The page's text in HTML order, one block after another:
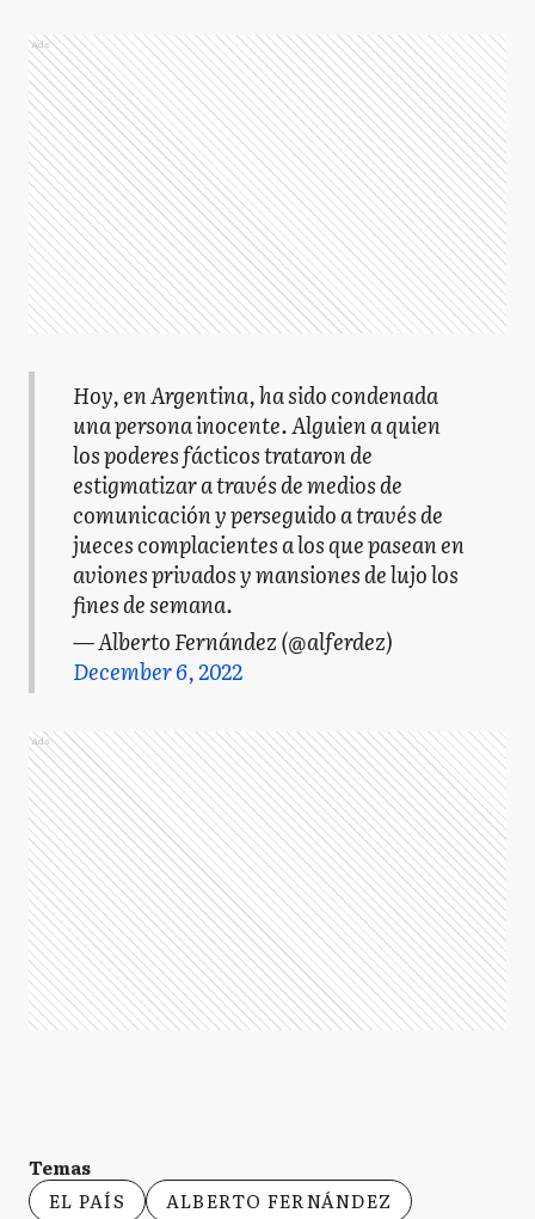
Ads
Hoy, en Argentina, ha sido condenada
una persona inocente. Alguien a quien
los poderes fácticos trataron de
estigmatizar a través de medios de
comunicación y perseguido a través de
jueces complacientes a los que pasean en
aviones privados y mansiones de lujo los
fines de semana.
— Alberto Fernández (@alferdez)
December 6, 2022
Ads
Temas
EL PAÍS
ALBERTO FERNÁNDEZ